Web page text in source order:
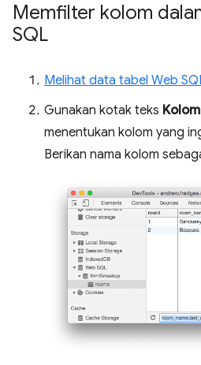
Memfilter kolom
SQL
Melihat data tabel Web
Gunakan kotak teks
menentukan kolom yang
Berikan nama kolom